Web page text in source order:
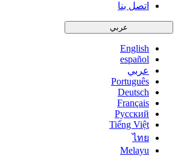
اتصل بنا
عربي
English
español
عربي
Português
Deutsch
Français
Русский
Tiếng Việt
ไทย
Melayu